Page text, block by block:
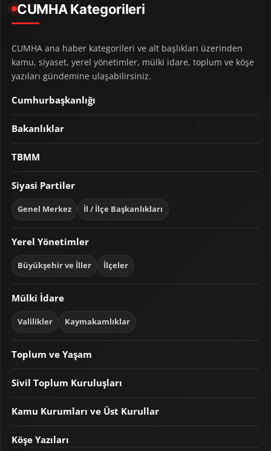
CUMHA Kategorileri
CUMHA ana haber kategorileri ve alt başlıkları üzerinden
kamu, siyaset, yerel yönetimler, mülki idare, toplum ve köşe
yazıları gündemine ulaşabilirsiniz.
Cumhurbaşkanlığı
Bakanlıklar
TBMM
Siyasi Partiler
Genel Merkez İl / İlçe Başkanlıkları
Yerel Yönetimler
Büyükşehir ve İller İlçeler
Mülki İdare
Valilikler Kaymakamlıklar
Toplum ve Yaşam
Sivil Toplum Kuruluşları
Kamu Kurumları ve Üst Kurullar
Köşe Yazıları